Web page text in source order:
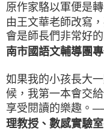
原作家駱以軍便是
由王文華老師改寫
會是師長們非常好
南市國語文輔導團專
如果我的小孩長大
候，我第一本會交
享受閱讀的樂趣。
理教授、數感實驗室